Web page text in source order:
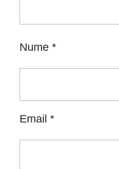
Nume *
Email *